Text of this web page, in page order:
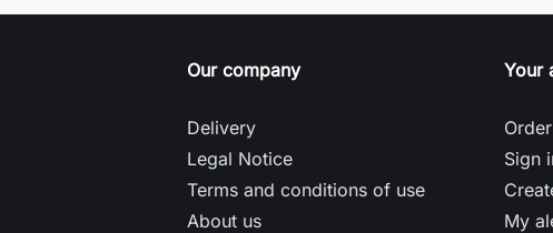
Our company
Delivery
Legal Notice
Terms and conditions of use
About us
Your
Sign
My